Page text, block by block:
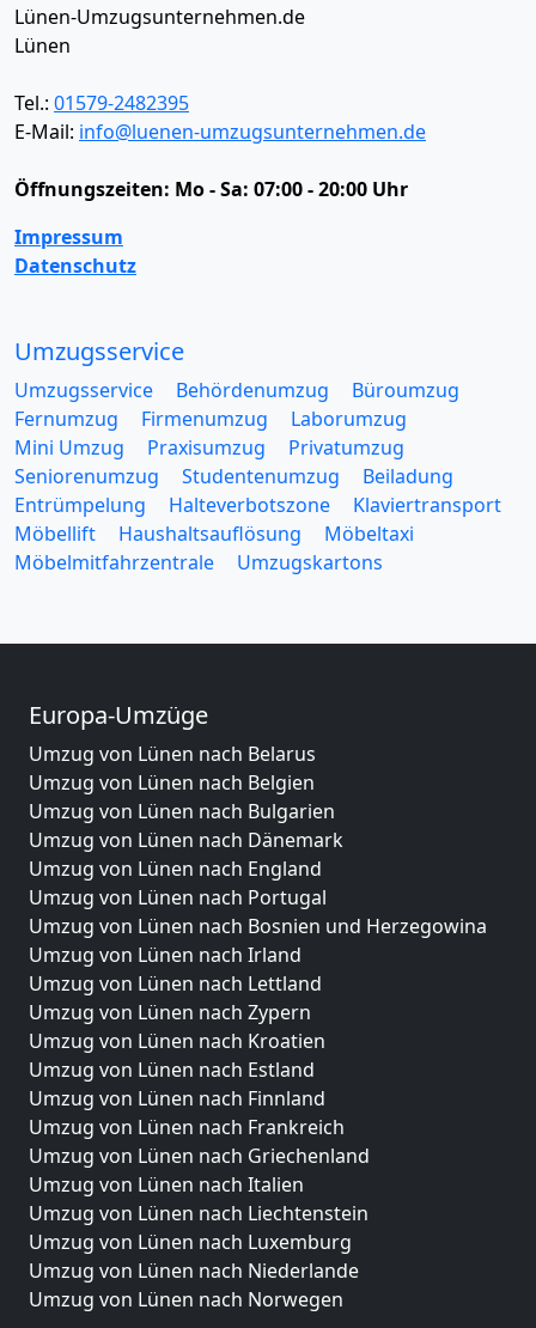
Lünen-Umzugsunternehmen.de
Lünen
Tel.: 01579-2482395
E-Mail: info@luenen-umzugsunternehmen.de
Öffnungszeiten: Mo - Sa: 07:00 - 20:00 Uhr
Impressum
Datenschutz
Umzugsservice
Umzugsservice Behördenumzug
Büroumzug
Fernumzug
Firmenumzug
Laborumzug
Mini Umzug
Praxisumzug
Privatumzug
Seniorenumzug
Studentenumzug
Beiladung
Entrümpelung
Halteverbotszone
Klaviertransport
Möbellift
Haushaltsauflösung
Möbeltaxi
Möbelmitfahrzentrale
Umzugskartons
Europa-Umzüge
Umzug von Lünen nach Belarus
Umzug von Lünen nach Belgien
Umzug von Lünen nach Bulgarien
Umzug von Lünen nach Dänemark
Umzug von Lünen nach England
Umzug von Lünen nach Portugal
Umzug von Lünen nach Bosnien und Herzegowina
Umzug von Lünen nach Irland
Umzug von Lünen nach Lettland
Umzug von Lünen nach Zypern
Umzug von Lünen nach Kroatien
Umzug von Lünen nach Estland
Umzug von Lünen nach Finnland
Umzug von Lünen nach Frankreich
Umzug von Lünen nach Griechenland
Umzug von Lünen nach Italien
Umzug von Lünen nach Liechtenstein
Umzug von Lünen nach Luxemburg
Umzug von Lünen nach Niederlande
Umzug von Lünen nach Norwegen